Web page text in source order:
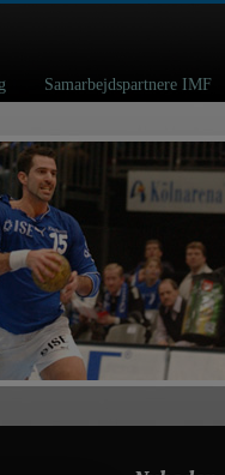
Samarbejdspartnere